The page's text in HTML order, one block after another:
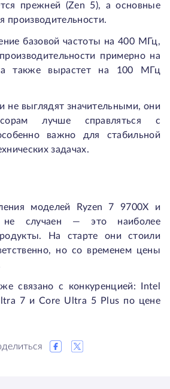
прежней (Zen 5), а основные
производительности.
базовой частоты на 400 МГц,
примерно на
также вырастет на 100 МГц
не выглядят значительными, они
лучше справляться с
важно для стабильной
задачах.
моделей Ryzen 7 9700X и
случаен — это наиболее
На старте они стоили
но со временем цены
связано с конкуренцией: Intel
7 и Core Ultra 5 Plus по цене